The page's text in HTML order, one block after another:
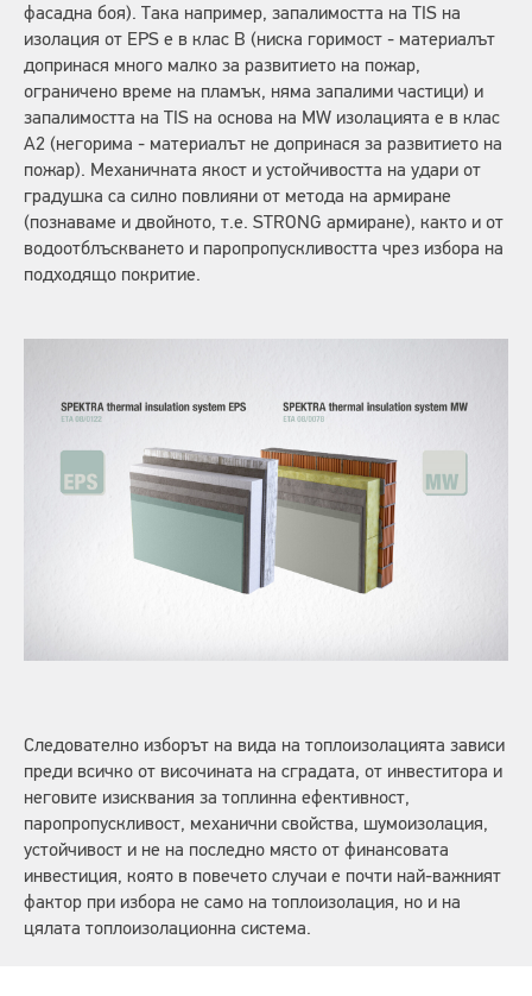
фасадна боя). Така например, запалимостта на TIS на
изолация от EPS е в клас B (ниска горимост - материалът
допринася много малко за развитието на пожар,
ограничено време на пламък, няма запалими частици) и
запалимостта на TIS на основа на MW изолацията е в клас
А2 (негорима - материалът не допринася за развитието на
пожар). Механичната якост и устойчивостта на удари от
градушка са силно повлияни от метода на армиране
(познаваме и двойното, т.е. STRONG армиране), както и от
водоотблъскването и паропропускливостта чрез избора на
подходящо покритие.
Следователно изборът на вида на топлоизолацията зависи
преди всичко от височината на сградата, от инвеститора и
неговите изисквания за топлинна ефективност,
паропропускливост, механични свойства, шумоизолация,
устойчивост и не на последно място от финансовата
инвестиция, която в повечето случаи е почти най-важният
фактор при избора не само на топлоизолация, но и на
цялата топлоизолационна система.